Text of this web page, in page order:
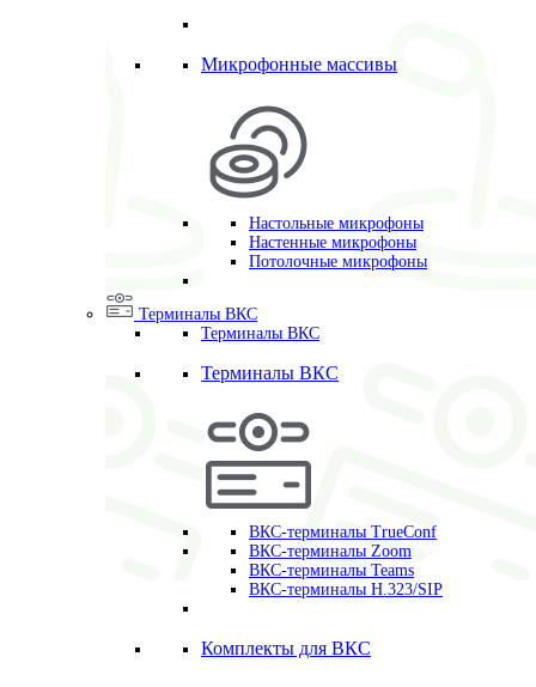
Микрофонные массивы
Настольные микрофоны
Настенные микрофоны
Потолочные микрофоны
Терминалы ВКС
Терминалы ВКС
Терминалы ВКС
ВКС-терминалы TrueConf
ВКС-терминалы Zoom
ВКС-терминалы Teams
ВКС-терминалы H.323/SIP
Комплекты для ВКС